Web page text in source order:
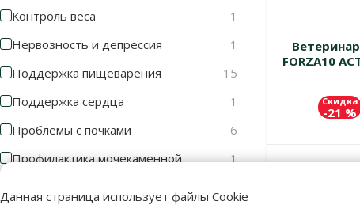
Данная страница использует файлы Cookie
Контроль веса
1
Нервозность и депрессия
1
Поддержка пищеварения
15
Поддержка сердца
1
Проблемы с почками
6
Профилактика мочекаменной
1
Раздраженная кожа
FORZA10
Скидка
-21 %
Бесплатная